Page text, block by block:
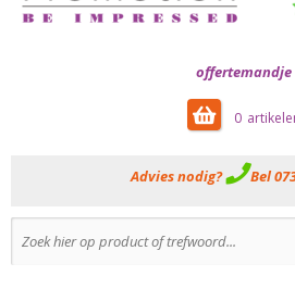
offertemandje
0
Advies nodig? Bel